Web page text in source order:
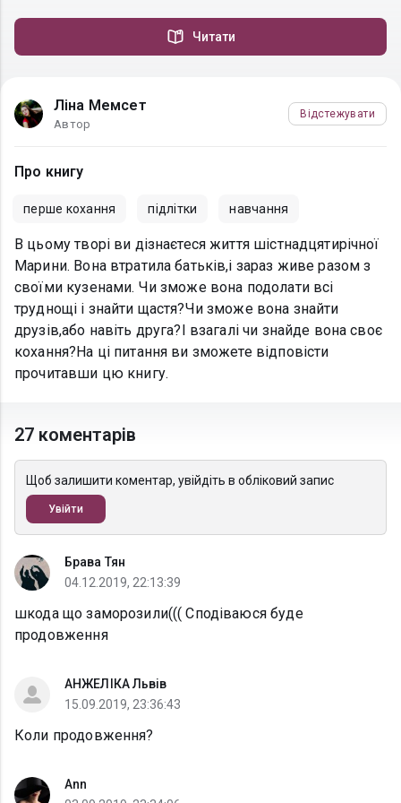
Читати
Ліна Мемсет
Автор
Відстежувати
Про книгу
перше кохання підлітки навчання
В цьому творі ви дізнаєтеся життя шістнадцятирічної
Марини. Вона втратила батьків,і зараз живе разом з
своїми кузенами. Чи зможе вона подолати всі
труднощі і знайти щастя?Чи зможе вона знайти
друзів,або навіть друга?І взагалі чи знайде вона своє
кохання?На ці питання ви зможете відповісти
прочитавши цю книгу.
27 коментарів
Щоб залишити коментар, увійдіть в обліковий запис
Увійти
Брава Тян
04.12.2019, 22:13:39
шкода що заморозили((( Сподіваюся буде
продовження
АНЖЕЛІКА Львів
15.09.2019, 23:36:43
Коли продовження?
Ann